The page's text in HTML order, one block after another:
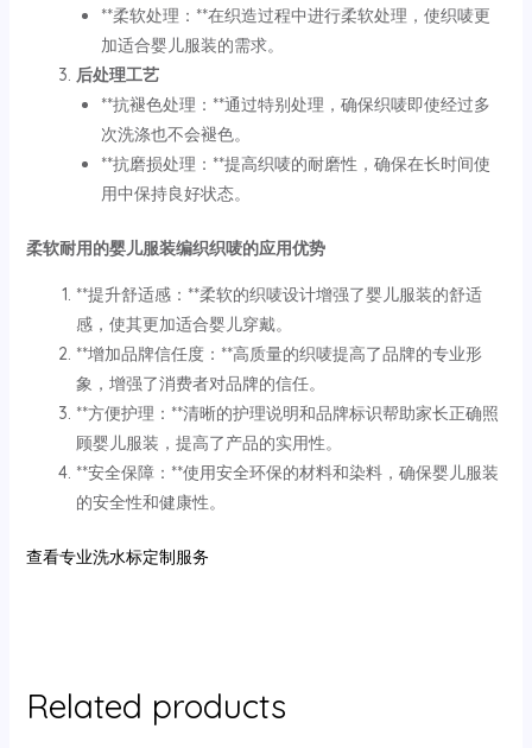
**柔软处理：**在织造过程中进行柔软处理，使织唛更
加适合婴儿服装的需求。
后处理工艺
**抗褪色处理：**通过特别处理，确保织唛即使经过多
次洗涤也不会褪色。
**抗磨损处理：**提高织唛的耐磨性，确保在长时间使
用中保持良好状态。
柔软耐用的婴儿服装编织织唛的应用优势
**提升舒适感：**柔软的织唛设计增强了婴儿服装的舒适
感，使其更加适合婴儿穿戴。
**增加品牌信任度：**高质量的织唛提高了品牌的专业形
象，增强了消费者对品牌的信任。
**方便护理：**清晰的护理说明和品牌标识帮助家长正确照
顾婴儿服装，提高了产品的实用性。
**安全保障：**使用安全环保的材料和染料，确保婴儿服装
的安全性和健康性。
查看专业洗水标定制服务
Related products